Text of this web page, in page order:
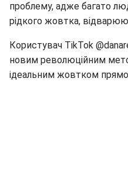
проблему, адже багато
рідкого жовтка,
Користувач TikTok
новим революційним
ідеальним жовтком прямо